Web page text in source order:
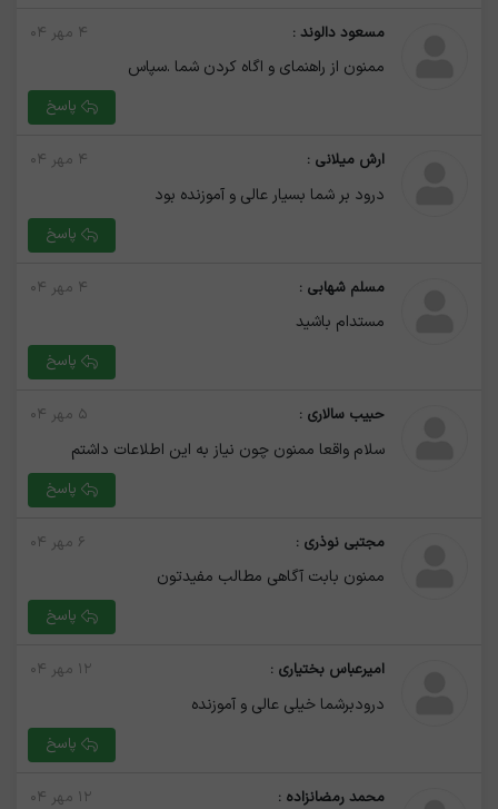
۴ مهر ۰۴ مسعود دالوند :
ممنون از راهنمای و اگاه کردن شما .سپاس
پاسخ
۴ مهر ۰۴ ارش میلانی :
درود بر شما بسیار عالی و آموزنده بود
پاسخ
۴ مهر ۰۴ مسلم شهابی :
مستدام باشید
پاسخ
۵ مهر ۰۴ حبیب سالاری :
سلام واقعا ممنون چون نیاز به این اطلاعات داشتم
پاسخ
۶ مهر ۰۴ مجتبی نوذری :
ممنون بابت آگاهی مطالب مفیدتون
پاسخ
۱۲ مهر ۰۴ امیرعباس بختیاری :
درودبرشما خیلی عالی و آموزنده
پاسخ
۱۲ مهر ۰۴ محمد رمضانزاده :